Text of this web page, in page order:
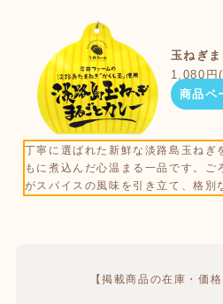
玉ねぎ
1,080円
商品ペ
丁寧に選ばれた新鮮な淡路島玉ねぎ
もに煮込んだ心温まる一品です。ご
がスパイスの風味を引き立て、格別
【掲載商品の在庫・価